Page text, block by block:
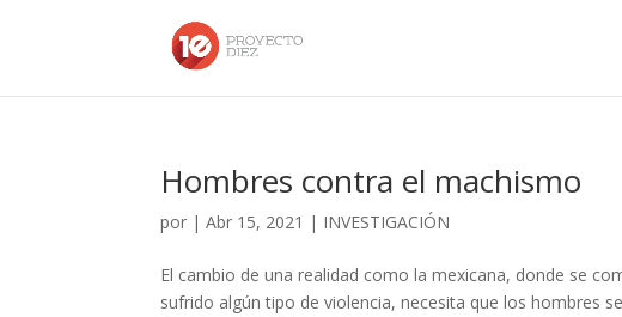
Hombres contra el machismo
por |Abr 15, 2021 | INVESTIGACIÓN
El cambio de una realidad como la mexicana, donde se
sufrido algún tipo de violencia, necesita que los hombres